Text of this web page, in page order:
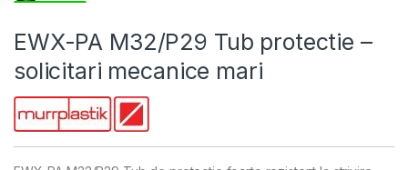
EWX-PA M32/P29 Tub protectie –
solicitari mecanice mari